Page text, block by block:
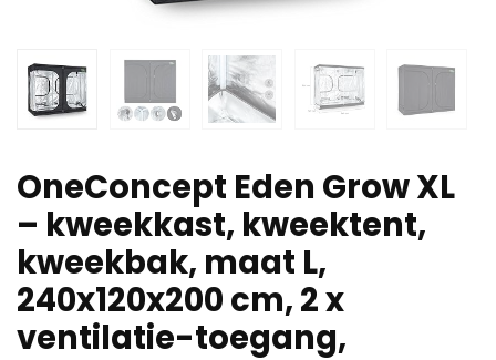
OneConcept Eden Grow XL
– kweekkast, kweektent,
kweekbak, maat L,
240x120x200 cm, 2 x
ventilatie-toegang,